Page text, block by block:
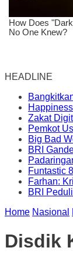
HEADLINE
Zakat
Pemkot
Big Bad
BRI
Funtastic
Farhan:
BRI
Home Nasional
Disdik